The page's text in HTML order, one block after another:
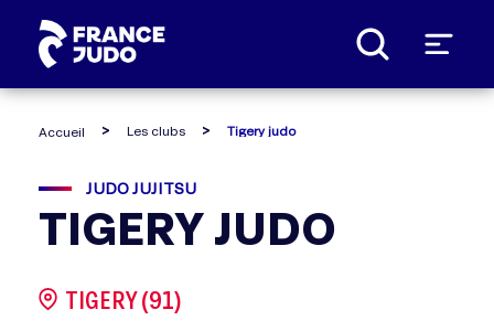
Accueil Les clubs Tigery judo
JUDO JUJITSU
TIGERY JUDO
TIGERY (91)